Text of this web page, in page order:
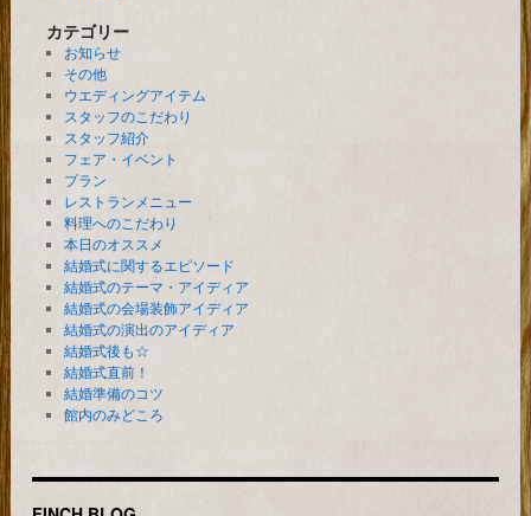
カテゴリー
お知らせ
その他
ウエディングアイテム
スタッフのこだわり
スタッフ紹介
フェア・イベント
プラン
レストランメニュー
料理へのこだわり
本日のオススメ
結婚式に関するエピソード
結婚式のテーマ・アイディア
結婚式の会場装飾アイディア
結婚式の演出のアイディア
結婚式後も☆
結婚式直前！
結婚準備のコツ
館内のみどころ